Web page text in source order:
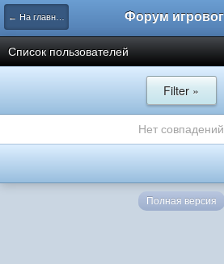
← На главную
Список пользователей
Filter »
Нет совпадений
Полная версия